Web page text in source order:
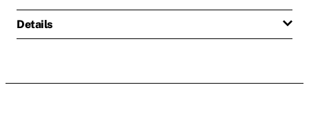
Details